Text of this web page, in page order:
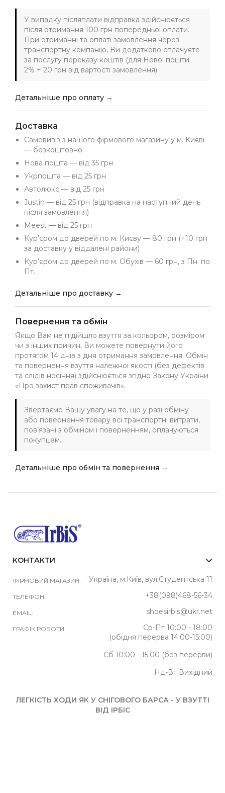
У випадку післяплати відправка здійснюється
після отримання 100 грн попередньої оплати.
При отриманні та оплаті замовлення через
транспортну компанію, Ви додатково сплачуєте
за послугу переказу коштів (для Нової пошти:
2% + 20 грн від вартості замовлення).
Детальніше про оплату →
Доставка
Самовивіз з нашого фірмового магазину у м. Києві
— безкоштовно
Нова пошта — від 35 грн
Укрпошта — від 25 грн
Автолюкс — від 25 грн
Justin — від 25 грн (відправка на наступний день
після замовлення)
Meest — від 25 грн
Кур’єром до дверей по м. Києву — 80 грн (+10 грн
за доставку у віддалені райони)
Кур’єром до дверей по м. Обухів — 60 грн, з Пн. по
Пт.
Детальніше про доставку →
Повернення та обмін
Якщо Вам не підійшло взуття за кольором, розміром
чи з інших причин, Ви можете повернути його
протягом 14 днів з дня отримання замовлення. Обмін
та повернення взуття належної якості (без дефектів
та слідів носіння) здійснюється згідно Закону України
«Про захист прав споживачів».
Звертаємо Вашу увагу на те, що у разі обміну
або повернення товару всі транспортні витрати,
пов’язані з обміном і поверненням, оплачуються
покупцем.
Детальніше про обмін та повернення →
КОНТАКТИ
ФІРМОВИЙ МАГАЗИН: Україна, м.Київ, вул.Студентська 11
ТЕЛЕФОН: +38(098)468-56-34
EMAIL: shoesirbis@ukr.net
ГРАФІК РОБОТИ:
Ср-Пт 10:00 - 18:00
(обідня перерва 14:00-15:00)
Сб 10:00 - 15:00 (без перерви)
Нд-Вт Вихідний
ЛЕГКІСТЬ ХОДИ ЯК У СНІГОВОГО БАРСА - У ВЗУТТІ
ВІД ІРБІС